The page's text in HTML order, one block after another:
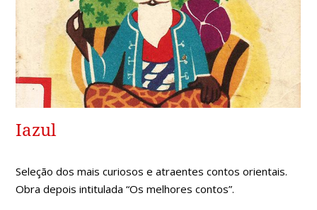
Iazul
Seleção dos mais curiosos e atraentes contos orientais.
Obra depois intitulada “Os melhores contos”.